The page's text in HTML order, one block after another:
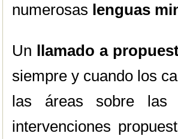
numerosas lenguas
Un llamado a
siempre y cuando los
las áreas sobre las
intervenciones